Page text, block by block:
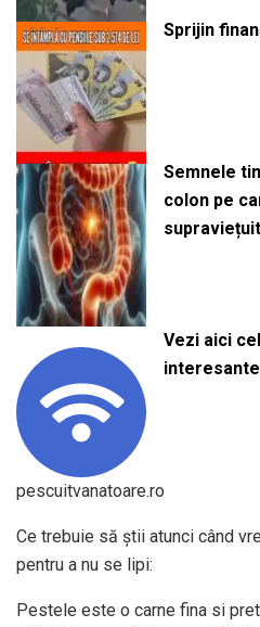
Sprijin
Semnele
colon pe
Vezi aici
pescuitvanatoare.ro
Ce trebuie să știi atunci când
pentru a nu se lipi:
Pestele este o carne fina si